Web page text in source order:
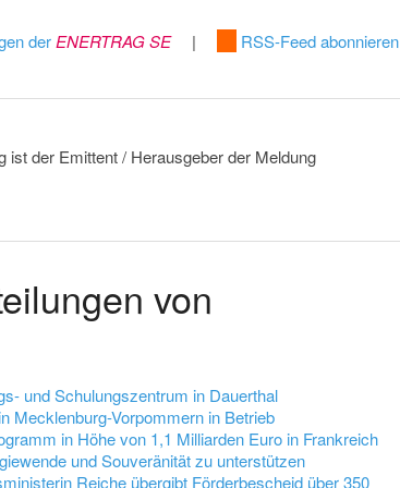
der ENERTRAG SE | RSS-Feed abonnieren
ist der Emittent / Herausgeber der Meldung
von
und Schulungszentrum in Dauerthal
Mecklenburg-Vorpommern in Betrieb
in Höhe von 1,1 Milliarden Euro in Frankreich
und Souveränität zu unterstützen
Reiche übergibt Förderbescheid über 350